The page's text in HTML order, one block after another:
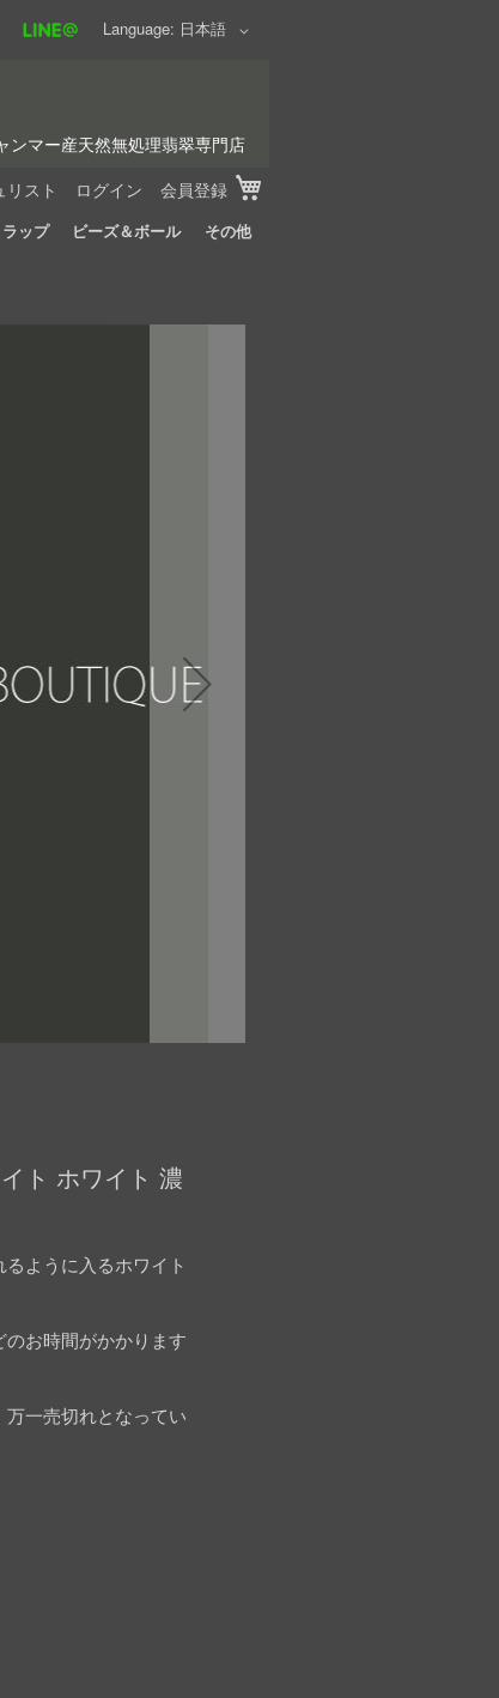
Language
日本語
リスト ログイン 会員登録
ンマー産天然無処理翡翠専門店
ップ ビーズ＆ボール その他
ト ホワイト 濃
ように入るホワイト
お時間がかかります
一売切れとなってい